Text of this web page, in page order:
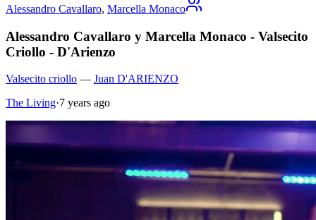
Alessandro Cavallaro, Marcella Monaco
Alessandro Cavallaro y Marcella Monaco - Valsecito
Criollo - D'Arienzo
Valsecito criollo — Juan D'ARIENZO
The Living·7 years ago